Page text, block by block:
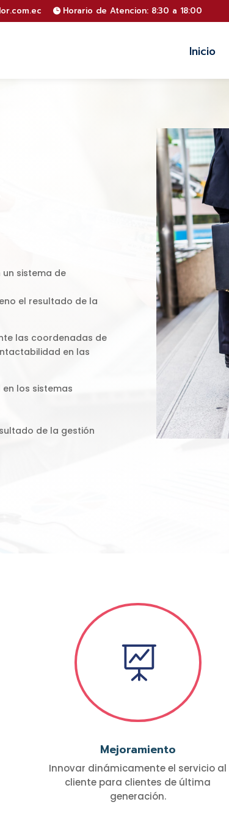
Horario de Atencion: 8:30 a 18:00
Inicio
sistema de
el resultado de la
las coordenadas de
en las
los sistemas
de la gestión

Mejoramiento
Innovar dinámicamente el servicio al
cliente para clientes de última
generación.